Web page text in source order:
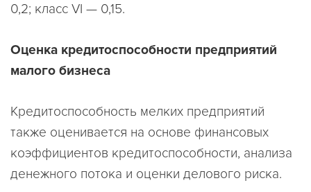
0,2; класс VI — 0,15.
Оценка кредитоспособности предприятий
малого бизнеса
Кредитоспособность мелких предприятий
также оценивается на основе финансовых
коэффициентов кредитоспособности, анализа
денежного потока и оценки делового риска.